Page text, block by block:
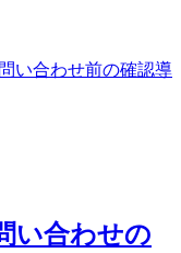
い合わせ前の確認導
い合わせの